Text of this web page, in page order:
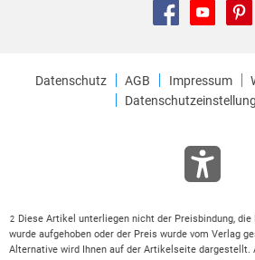
Datenschutz AGB Impressum
2 Diese Artikel unterliegen nicht der Preisbindung,
wurde aufgehoben oder der Preis wurde vom Verlag
Alternative wird Ihnen auf der Artikelseite dargestellt.